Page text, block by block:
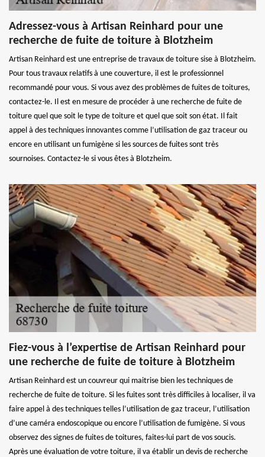
Adressez-vous à Artisan Reinhard pour une
recherche de fuite de toiture à Blotzheim
Artisan Reinhard est une entreprise de travaux de toiture sise à Blotzheim.
Pour tous travaux relatifs à une couverture, il est le professionnel
recommandé pour vous. Si vous avez des problèmes de fuites de toitures,
contactez-le. Il est en mesure de procéder à une recherche de fuite de
toiture quel que soit le type de toiture et quel que soit son état. Il fait
appel à des techniques innovantes comme l’utilisation de gaz traceur ou
encore en utilisant un fumigène si les sources de fuites sont très
sournoises. Contactez-le si vous êtes à Blotzheim.
Fiez-vous à l’expertise de Artisan Reinhard pour
une recherche de fuite de toiture à Blotzheim
Artisan Reinhard est un couvreur qui maitrise bien les techniques de
recherche de fuite de toiture. Si les fuites sont très difficiles à localiser, il va
faire appel à des techniques telles l’utilisation de gaz traceur, l’utilisation
d’une caméra endoscopique ou encore l’utilisation de fumigène. Si vous
observez des signes de fuites de toitures, faites-lui part de vos soucis.
Après une évaluation de votre toiture, il va établir un devis de recherche